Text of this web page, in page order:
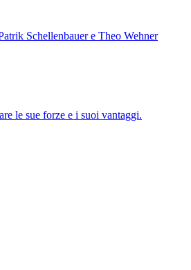
Schellenbauer e Theo Wehner
le sue forze e i suoi vantaggi.